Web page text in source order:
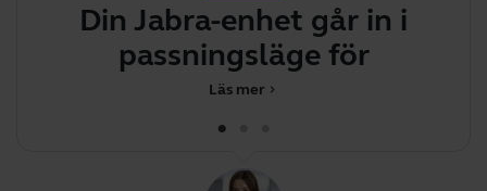
Din Jabra-enhet går in i
passningsläge för att
chevron_right
Läs mer